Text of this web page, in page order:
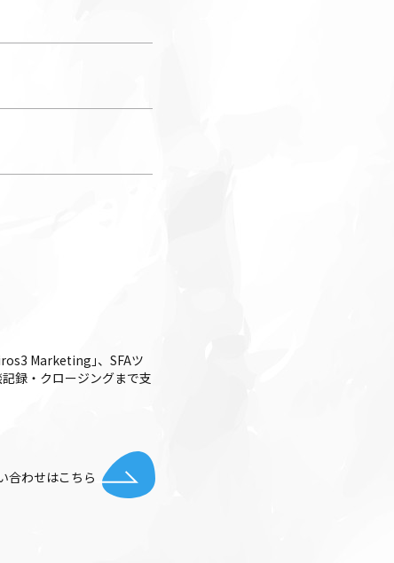
Marketing｣、SFAツ
録・クロージングまで支
合わせはこちら